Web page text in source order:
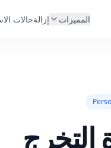
المميزات إزالةحالات